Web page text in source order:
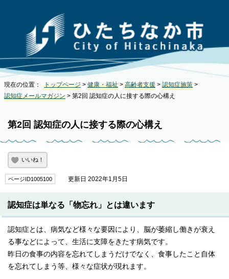
現在の位置： トップページ > 健康・福祉 > 高齢者支援 > 認知症施策 >
認知症メールマガジン > 第2回 認知症の人に接する際の心構え
第2回 認知症の人に接する際の心構え
いいね！
ページID1005100 更新日 2022年1月5日
認知症は単なる「物忘れ」とは違います
認知症とは、病気など様々な要因により、脳が萎縮し働きが衰え
る事などによって、生活に支障をきたす病気です。
昨日の食事の内容を忘れてしまうだけでなく、食事したこと自体
を忘れてしまう等、様々な症状が現れます。